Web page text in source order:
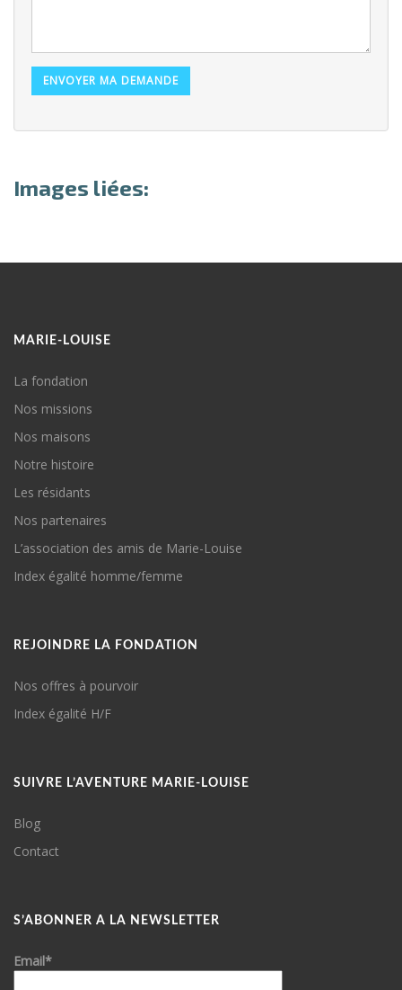
Images liées:
MARIE-LOUISE
La fondation
Nos missions
Nos maisons
Notre histoire
Les résidants
Nos partenaires
L’association des amis de Marie-Louise
Index égalité homme/femme
REJOINDRE LA FONDATION
Nos offres à pourvoir
Index égalité H/F
SUIVRE L’AVENTURE MARIE-LOUISE
Blog
Contact
S’ABONNER A LA NEWSLETTER
Email*